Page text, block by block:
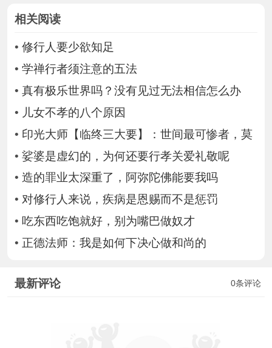
相关阅读
• 修行人要少欲知足
• 学禅行者须注意的五法
• 真有极乐世界吗？没有见过无法相信怎么办
• 儿女不孝的八个原因
• 印光大师【临终三大要】：世间最可惨者，莫
• 娑婆是虚幻的，为何还要行孝关爱礼敬呢
• 造的罪业太深重了，阿弥陀佛能要我吗
• 对修行人来说，疾病是恩赐而不是惩罚
• 吃东西吃饱就好，别为嘴巴做奴才
• 正德法师：我是如何下决心做和尚的
0条评论
最新评论